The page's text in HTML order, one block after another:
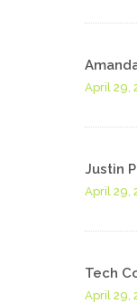
April 29,
Justin
April 29,
Tech
April 29,